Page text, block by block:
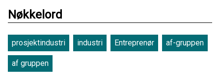
Nøkkelord
prosjektindustri industri Entreprenør af-gruppen
af gruppen